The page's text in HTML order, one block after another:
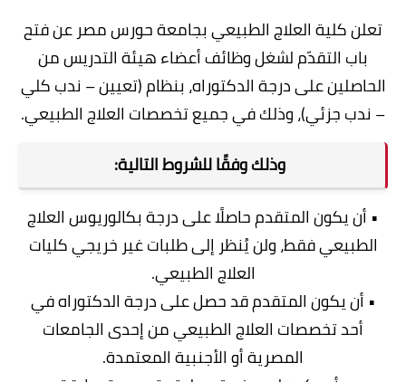
تعلن كلية العلاج الطبيعي بجامعة حورس مصر عن فتح
باب التقدّم لشغل وظائف أعضاء هيئة التدريس من
الحاصلين على درجة الدكتوراه، بنظام (تعيين – ندب كلي
– ندب جزئي)، وذلك في جميع تخصصات العلاج الطبيعي.
وذلك وفقًا للشروط التالية:
• أن يكون المتقدم حاصلًا على درجة بكالوريوس العلاج
الطبيعي فقط، ولن يُنظر إلى طلبات غير خريجي كليات
العلاج الطبيعي.
• أن يكون المتقدم قد حصل على درجة الدكتوراه في
أحد تخصصات العلاج الطبيعي من إحدى الجامعات
المصرية أو الأجنبية المعتمدة.